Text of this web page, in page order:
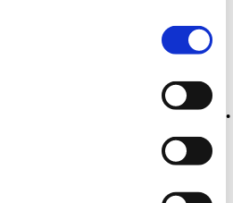
i nie ma go w słowniku